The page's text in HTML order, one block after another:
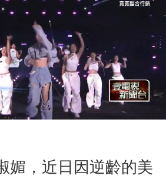
媚，近日因逆齡的美